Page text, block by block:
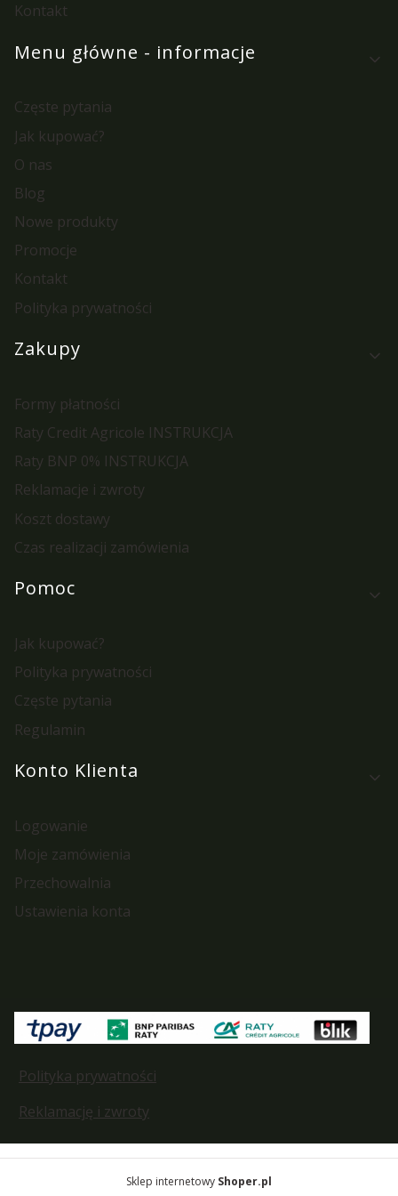
Kontakt
Menu główne - informacje
Częste pytania
Jak kupować?
O nas
Blog
Nowe produkty
Promocje
Kontakt
Polityka prywatności
Zakupy
Formy płatności
Raty Credit Agricole INSTRUKCJA
Raty BNP 0% INSTRUKCJA
Reklamacje i zwroty
Koszt dostawy
Czas realizacji zamówienia
Pomoc
Jak kupować?
Polityka prywatności
Częste pytania
Regulamin
Konto Klienta
Logowanie
Moje zamówienia
Przechowalnia
Ustawienia konta
Polityka prywatności
Reklamację i zwroty
Sklep internetowy Shoper.pl